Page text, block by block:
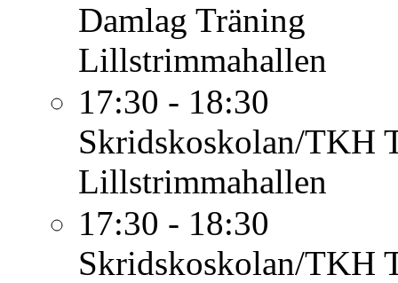
Damlag Träning
Lillstrimmahallen
17:30 - 18:30
Skridskoskolan/TKH
Lillstrimmahallen
17:30 - 18:30
Skridskoskolan/TKH